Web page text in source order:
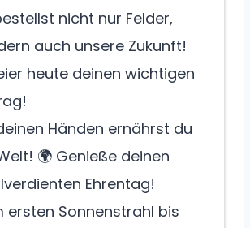
nicht nur Felder,
auch unsere Zukunft!
heute deinen wichtigen
Händen ernährst du
🌍 Genieße deinen
Ehrentag!
ersten Sonnenstrahl bis